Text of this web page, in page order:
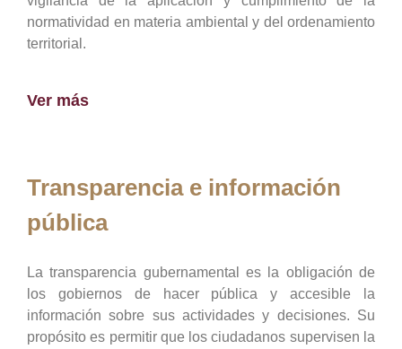
normatividad en materia ambiental y del ordenamiento
territorial.
Ver más
Transparencia e información
pública
La transparencia gubernamental es la obligación de
los gobiernos de hacer pública y accesible la
información sobre sus actividades y decisiones. Su
propósito es permitir que los ciudadanos supervisen la